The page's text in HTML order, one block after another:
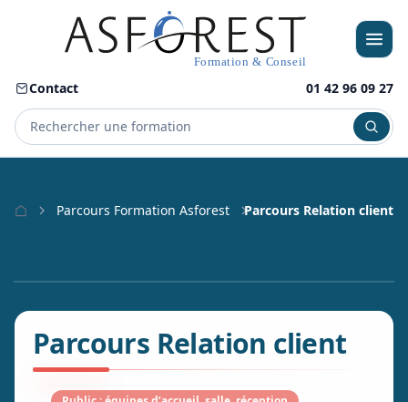
Contact 01 42 96 09 27
Parcours Formation Asforest Parcours Relation client
Parcours Relation client